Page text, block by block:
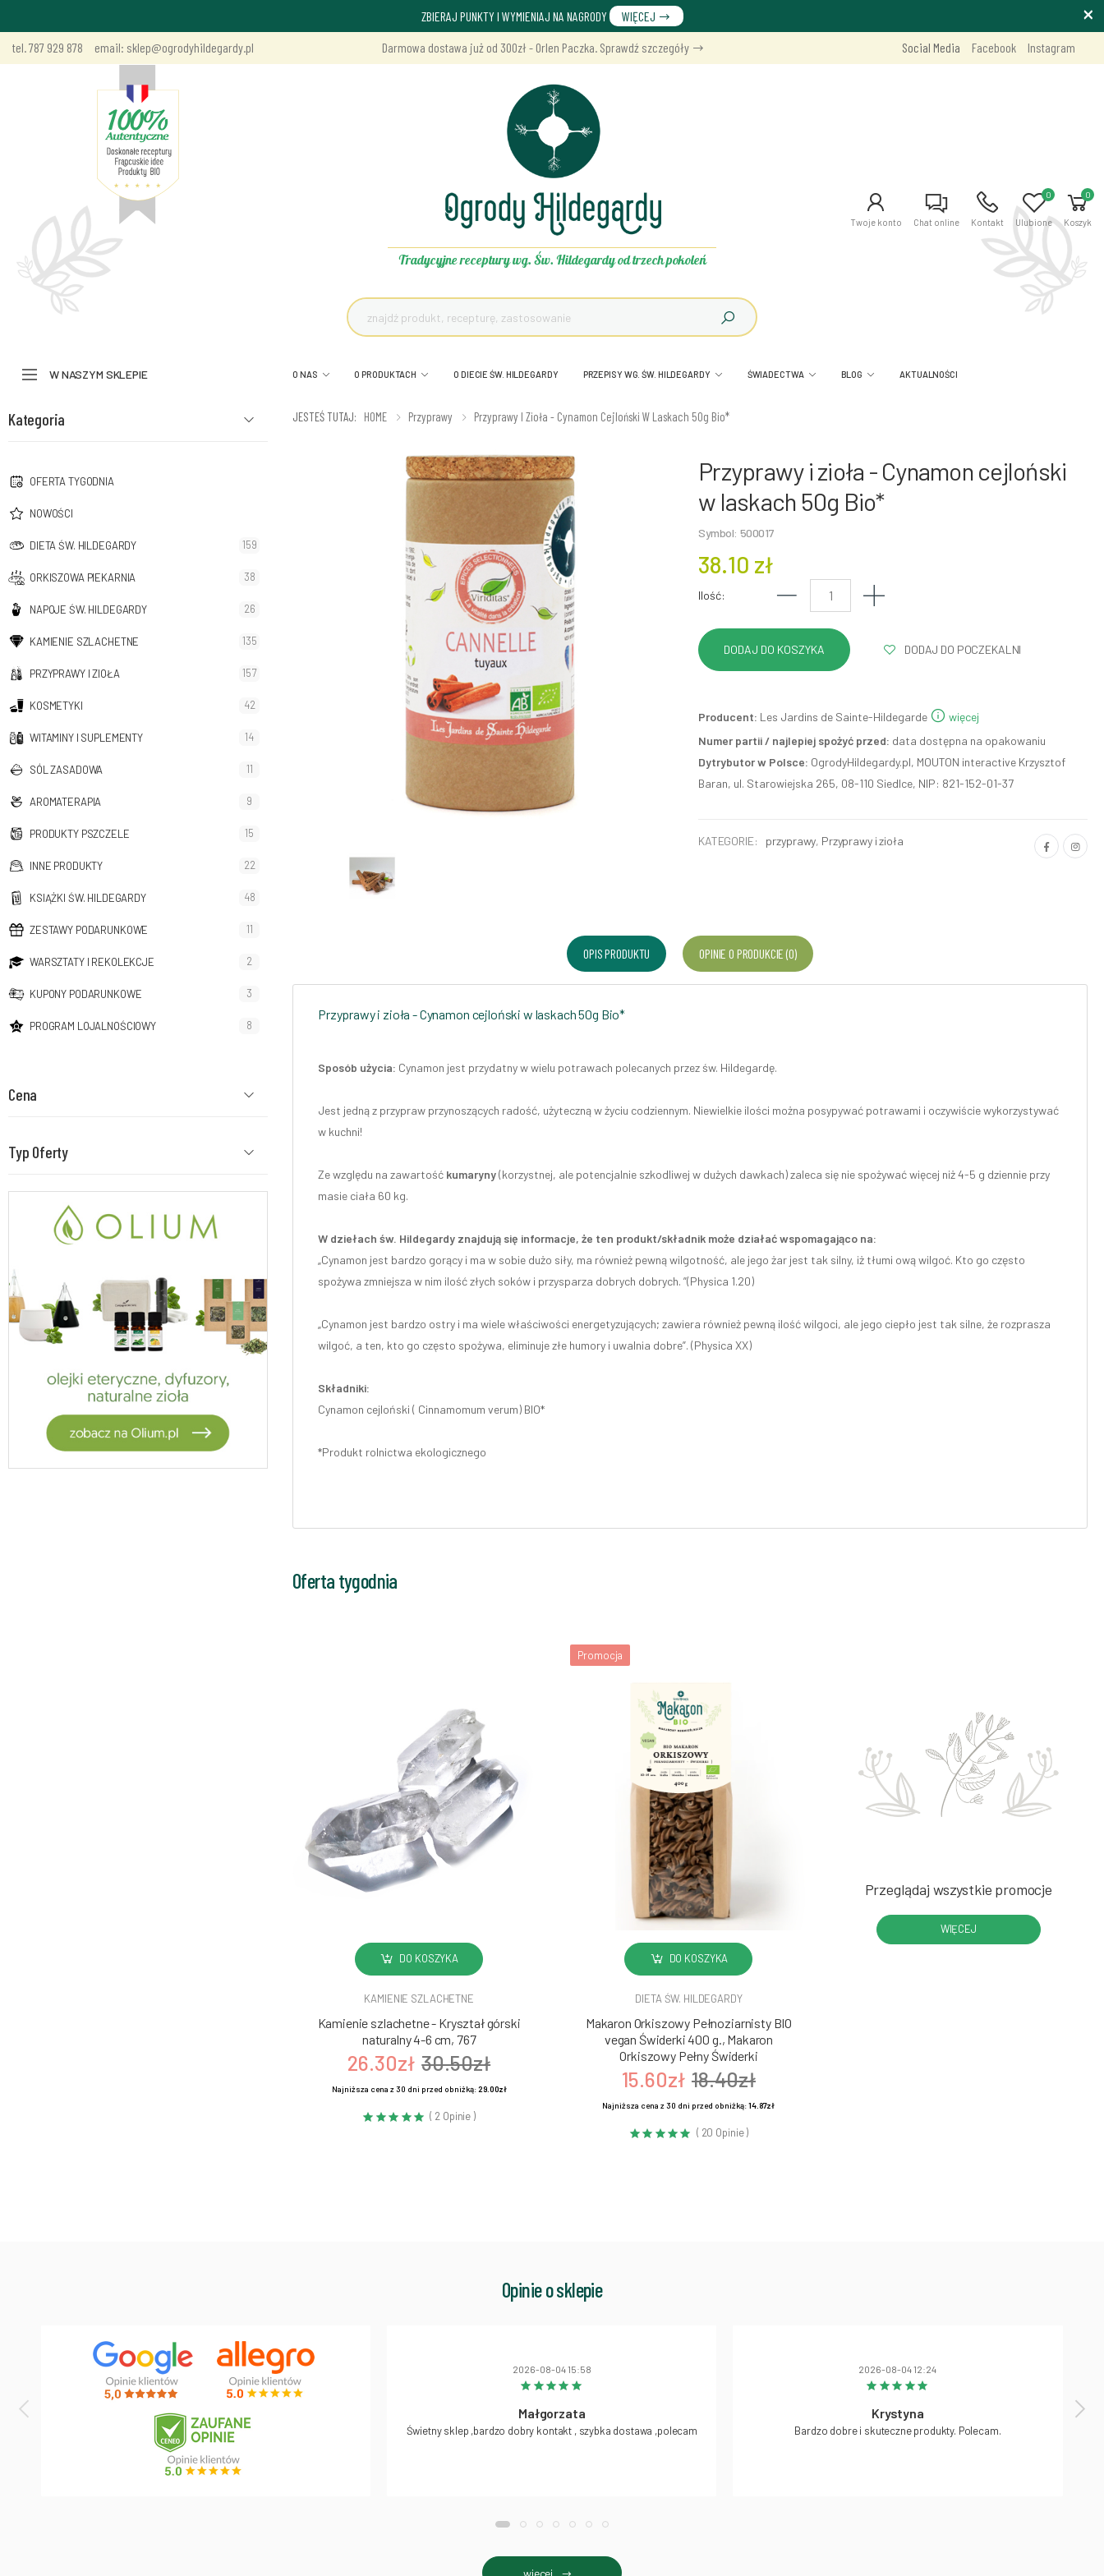
ZBIERAJ PUNKTY I WYMIENIAJ NA NAGRODY
WIĘCEJ
tel. 787 929 878
email: sklep@ogrodyhildegardy.pl Darmowa dostawa już od 300zł - Orlen Paczka. Sprawdź szczegóły Social Media Facebook Instagram
Tradycyjne receptury wg. Św. Hildegardy od trzech pokoleń
Twoje konto Chat online Kontakt Ulubione
0 0
Koszyk
W NASZYM SKLEPIE O NAS O PRODUKTACH O DIECIE ŚW. HILDEGARDY PRZEPISY WG. ŚW. HILDEGARDY ŚWIADECTWA BLOG AKTUALNOŚCI
Kategoria
OFERTA TYGODNIA
NOWOŚCI
DIETA ŚW. HILDEGARDY 159
ORKISZOWA PIEKARNIA 38
NAPOJE ŚW. HILDEGARDY 26
KAMIENIE SZLACHETNE 135
PRZYPRAWY I ZIOŁA 157
KOSMETYKI 42
WITAMINY I SUPLEMENTY 14
SÓL ZASADOWA 11
AROMATERAPIA 9
PRODUKTY PSZCZELE 15
INNE PRODUKTY 22
KSIĄŻKI ŚW. HILDEGARDY 48
ZESTAWY PODARUNKOWE 11
WARSZTATY I REKOLEKCJE 2
KUPONY PODARUNKOWE 3
PROGRAM LOJALNOŚCIOWY 8
Cena
Typ Oferty
JESTEŚ TUTAJ: HOME Przyprawy Przyprawy I Zioła - Cynamon Cejloński W Laskach 50g Bio*
Przyprawy i zioła - Cynamon cejloński
w laskach 50g Bio*
Symbol: 500017
38.10 zł
Ilość:
DODAJ DO POCZEKALNI
Producent: Les Jardins de Sainte-Hildegarde
więcej
Numer partii / najlepiej spożyć przed: data dostępna na opakowaniu
Dytrybutor w Polsce: OgrodyHildegardy.pl, MOUTON interactive Krzysztof
Baran, ul. Starowiejska 265, 08-110 Siedlce, NIP: 821-152-01-37
KATEGORIE: przyprawy, Przyprawy i zioła
OPIS PRODUKTU OPINIE O PRODUKCIE (0)
Przyprawy i zioła - Cynamon cejloński w laskach 50g Bio*
Sposób użycia: Cynamon jest przydatny w wielu potrawach polecanych przez św. Hildegardę.
Jest jedną z przypraw przynoszących radość, użyteczną w życiu codziennym. Niewielkie ilości można posypywać potrawami i oczywiście wykorzystywać
w kuchni!
Ze względu na zawartość kumaryny(korzystnej, ale potencjalnie szkodliwej w dużych dawkach) zaleca się nie spożywać więcej niż 4-5 g dziennie przy
masie ciała 60 kg.
W dziełach św. Hildegardy znajdują się informacje, że ten produkt/składnik może działać wspomagająco na:
„Cynamon jest bardzo gorący i ma w sobie dużo siły, ma również pewną wilgotność, ale jego żar jest tak silny, iż tłumi ową wilgoć. Kto go często
spożywa zmniejsza w nim ilość złych soków i przysparza dobrych dobrych. ”(Physica 1.20)
„Cynamon jest bardzo ostry i ma wiele właściwości energetyzujących; zawiera również pewną ilość wilgoci, ale jego ciepło jest tak silne, że rozprasza
wilgoć, a ten, kto go często spożywa, eliminuje złe humory i uwalnia dobre”. (Physica XX)
Składniki:
Cynamon cejloński ( Cinnamomum verum) BIO*
*Produkt rolnictwa ekologicznego
Oferta tygodnia
DO KOSZYKA
KAMIENIE SZLACHETNE
Kamienie szlachetne - Kryształ górski
naturalny 4-6 cm, 767
26.30zł 30.50zł
Najniższa cena z 30 dni przed obniżką:29.00zł
( 2 Opinie )
Promocja
DO KOSZYKA
DIETA ŚW. HILDEGARDY
Makaron Orkiszowy Pełnoziarnisty BIO
vegan Świderki 400 g., Makaron
Orkiszowy Pełny Świderki
15.60zł 18.40zł
Najniższa cena z 30 dni przed obniżką:14.87zł
( 20 Opinie )
Przeglądaj wszystkie promocje
WIĘCEJ
Opinie o sklepie
2026-08-04 15:58
Małgorzata
Świetny sklep ,bardzo dobry kontakt , szybka dostawa ,polecam
2026-08-04 12:24
Krystyna
Bardzo dobre i skuteczne produkty. Polecam.
więcej